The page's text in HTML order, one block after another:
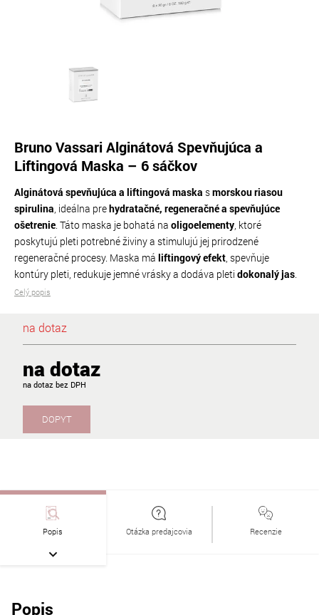
Bruno Vassari Alginátová Spevňujúca a
Liftingová Maska – 6 sáčkov
Alginátová spevňujúca a liftingová maska smorskou riasou
spirulina , ideálna prehydratačné, regeneračné a spevňujúce
ošetrenie. Táto maska je bohatá na oligoelementy , ktoré
poskytujú pleti potrebné živiny a stimulujú jej prirodzené
regeneračné procesy. Maska má liftingový efekt , spevňuje
kontúry pleti, redukuje jemné vrásky a dodáva pleti dokonalý jas.
Celý popis
na dotaz
na dotaz
na dotaz
DOPYT
Popis Otázka predajcovia Recenzie
Popis